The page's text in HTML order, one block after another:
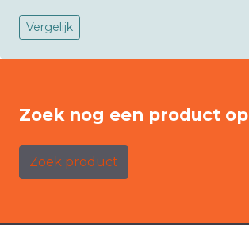
Vergelijk
Zoek nog een product op
Zoek product